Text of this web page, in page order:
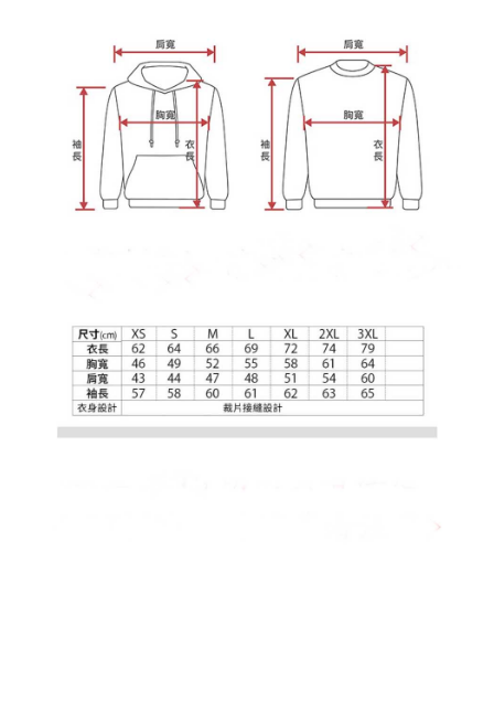
３．未成年的使用者請事先徵得法定代理人或監護人之同意方可使用
「AFTEE先享後付」，若未經同意申辦者引起之損失，本公司不負相關責
４．使用「AFTEE先享後付」時，將依據個別帳號之用戶狀況，依本公司即
時審查核予不同之上限額度；若仍有額度不足之情形，本公司將視審查結果
請求用戶進行身份認證。
５．嚴禁一人註冊多個帳號或使用他人資訊註冊。若發現惡意使用之情形，
恩沛科技股份有限公司將有權停止該用戶之使用額度並採取法律行動。